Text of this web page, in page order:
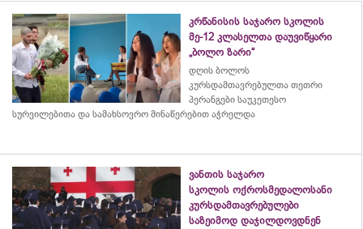
კრწანისის საჯარო სკოლის
მე-12 კლასელთა დაუვიწყარი
„ბოლო ზარი“
დღის ბოლოს
კურსდამთავრებულთა თეთრი
პერანგები საუკეთესო
სურვილებითა და სამახსოვრო მინაწერებით აჭრელდა
ვანთის საჯარო
სკოლის ოქროსმედალოსანი
კურსდამთავრებულები
საზეიმოდ დაჯილდოვდნენ